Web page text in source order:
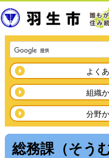
よく
組織
分野
総務課（そう